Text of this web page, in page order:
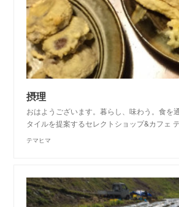
摂理
おはようございます。暮らし、味わう。食を
タイルを提案するセレクトショップ&カフェ
テマヒマ